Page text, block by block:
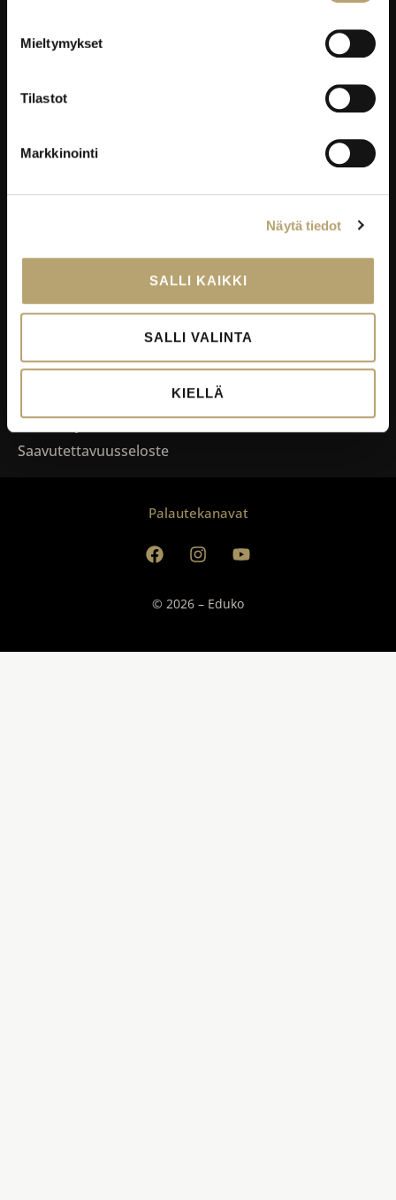
Mieltymykset
Tilastot
Markkinointi
Näytä tiedot
SALLI KAIKKI
SALLI VALINTA
KIELLÄ
Kortti- ja pätevyyskoulutukset
Työelämässä oppiminen
EduKo koulutus- ja yrityspalvelut Oy
Viestintä
Palautekanavat
Tietosuoja
Saavutettavuusseloste
© 2026 – Eduko
Palautekanavat